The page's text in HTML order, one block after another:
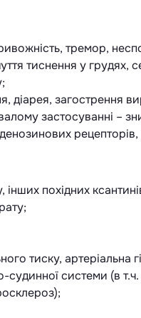
тремор,
тиснення у грудях,
діарея, загострення
застосуванні –
інших похідних
тиску, артеріальна
системи (в